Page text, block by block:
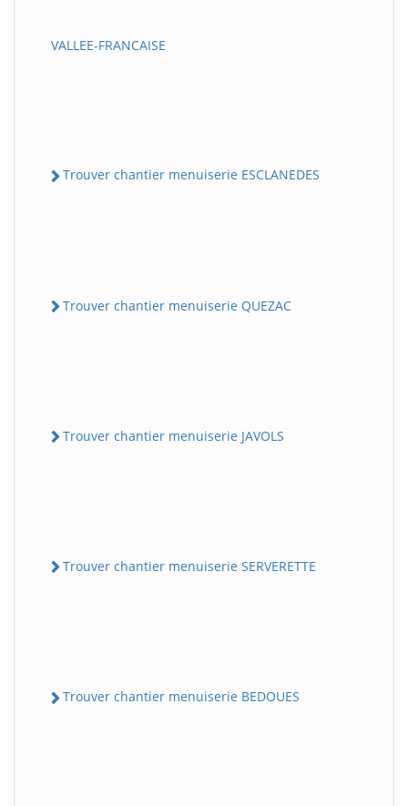
VALLEE-FRANCAISE
Trouver chantier menuiserie ESCLANEDES
Trouver chantier menuiserie QUEZAC
Trouver chantier menuiserie JAVOLS
Trouver chantier menuiserie SERVERETTE
Trouver chantier menuiserie BEDOUES